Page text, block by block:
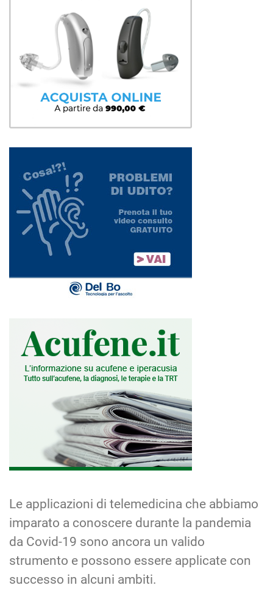
Le applicazioni di telemedicina che abbiamo
imparato a conoscere durante la pandemia
da Covid-19 sono ancora un valido
strumento e possono essere applicate con
successo in alcuni ambiti.